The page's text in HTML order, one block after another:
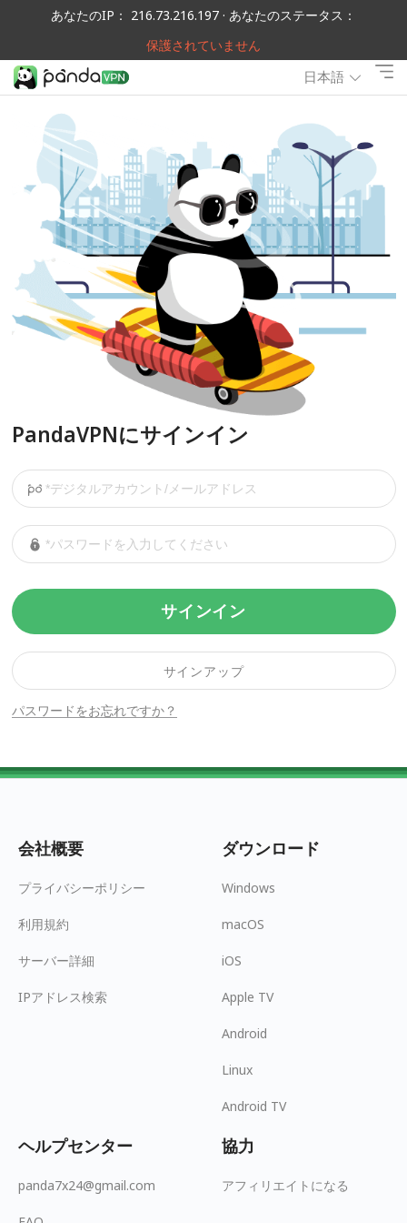
あなたのIP： 216.73.216.197 · あなたのステータス：
保護されていません
日本語
PandaVPNにサインイン
サインイン
パスワードをお忘れですか？
サインアップ
会社概要
プライバシーポリシー
利用規約
サーバー詳細
IPアドレス検索
ダウンロード
Windows
macOS
iOS
Apple TV
Android
Linux
Android TV
ヘルプセンター
panda7x24@gmail.com
協力
アフィリエイトになる